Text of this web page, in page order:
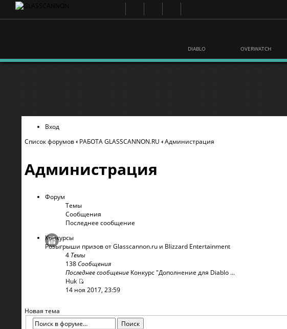
DIABLO OVERWATCH
Вход
Список форумов‹ РАБОТА GLASSCANNON.RU ‹Администрация
Администрация
Форум
Темы
Сообщения
Последнее сообщение
Конкурсы
Розыгрыши призов от Glasscannon.ru и Blizzard Entertainment
4 Темы
138Сообщения
Последнее сообщение Конкурс "Дополнение для Diablo ...
Huk
14 ноя 2017, 23:59
Новая тема